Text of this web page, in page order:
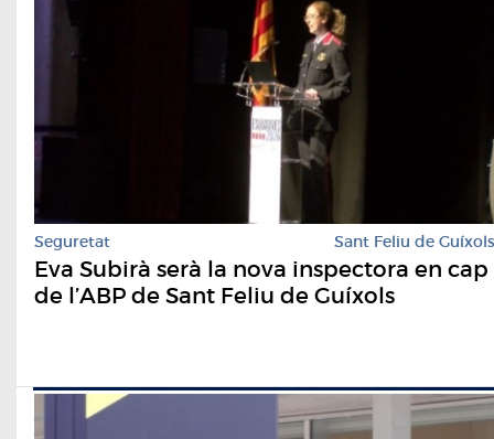
Seguretat Sant Feliu de Guíxols
Eva Subirà serà la nova inspectora en cap
de l’ABP de Sant Feliu de Guíxols